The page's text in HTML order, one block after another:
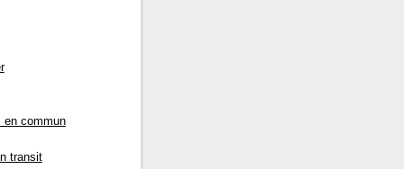
en commun
transit